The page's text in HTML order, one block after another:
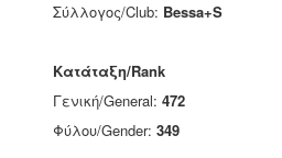
Σύλλογος/Club: Bessa+S
Κατάταξη/Rank
Γενική/General: 472
Φύλου/Gender: 349